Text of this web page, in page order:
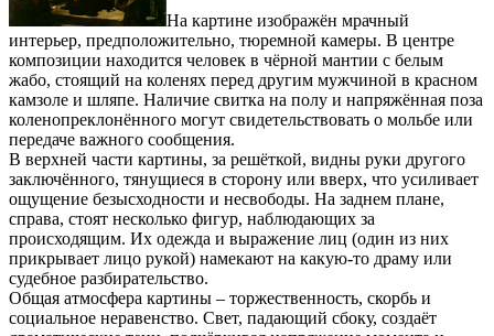
На картине изображён мрачный
интерьер, предположительно, тюремной камеры. В центре
композиции находится человек в чёрной мантии с белым
жабо, стоящий на коленях перед другим мужчиной в красном
камзоле и шляпе. Наличие свитка на полу и напряжённая поза
коленопреклонённого могут свидетельствовать о мольбе или
передаче важного сообщения.
В верхней части картины, за решёткой, видны руки другого
заключённого, тянущиеся в сторону или вверх, что усиливает
ощущение безысходности и несвободы. На заднем плане,
справа, стоят несколько фигур, наблюдающих за
происходящим. Их одежда и выражение лиц (один из них
прикрывает лицо рукой) намекают на какую-то драму или
судебное разбирательство.
Общая атмосфера картины – торжественность, скорбь и
социальное неравенство. Свет, падающий сбоку, создаёт